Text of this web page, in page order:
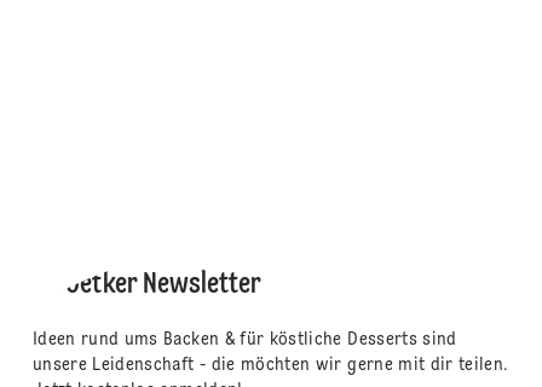
Dr. Oetker Newsletter
Ideen rund ums Backen & für köstliche Desserts sind
unsere Leidenschaft - die möchten wir gerne mit dir teilen.